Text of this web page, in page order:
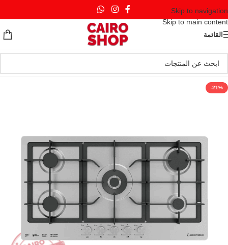
Skip to navigation
Skip to main content
القائمة
-21%